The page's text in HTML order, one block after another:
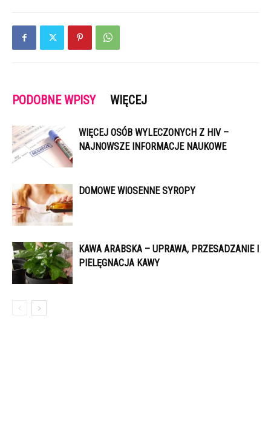
PODOBNE WPISY WIĘCEJ
WIĘCEJ OSÓB WYLECZONYCH Z HIV –
NAJNOWSZE INFORMACJE NAUKOWE
DOMOWE WIOSENNE SYROPY
KAWA ARABSKA – UPRAWA, PRZESADZANIE I
PIELĘGNACJA KAWY